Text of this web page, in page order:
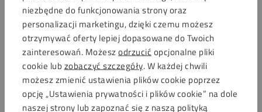
niezbędne do funkcjonowania strony oraz
personalizacji marketingu, dzięki czemu możesz
otrzymywać oferty lepiej dopasowane do Twoich
zainteresowań. Możeszodrzucić opcjonalne pliki
cookie lub zobaczyć szczegóły. W każdej chwili
możesz zmienić ustawienia plików cookie poprzez
opcję „Ustawienia prywatności i plików cookie” na dole
naszej strony lub zapoznać się z naszą polityką
Drukowania
Piłowania
(wyrzynarka)